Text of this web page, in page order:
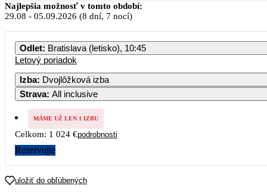
Najlepšia možnosť v tomto období:
29.08 - 05.09.2026 (8 dní, 7 nocí)
Odlet: Bratislava (letisko), 10:45
Letový poriadok
Izba: Dvojlôžková izba
Strava: All inclusive
MÁME UŽ LEN 1 IZBU
Celkom: 1 024 €podrobnosti
Rezervujte
uložiť do obľúbených